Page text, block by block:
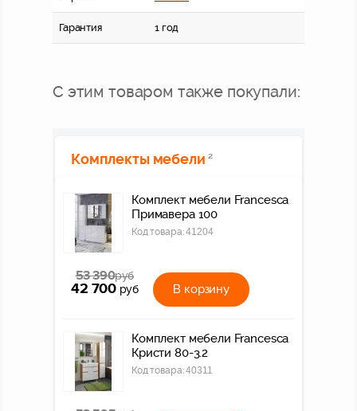
Гарантия 1 год
С этим товаром также покупали:
Комплекты мебели 2
Комплект мебели Francesca
Примавера 100
Код товара:41204
53 390руб
42 700 руб В корзину
Комплект мебели Francesca
Кристи 80-3.2
Код товара:40311